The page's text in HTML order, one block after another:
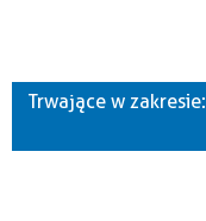
Szukana fraza
Trwające w zakresie: